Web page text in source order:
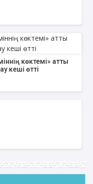
көктемі» атты
кеші өтті